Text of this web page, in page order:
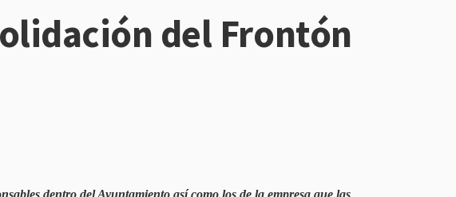
del Frontón
dentro del Ayuntamiento así como los de la empresa que las